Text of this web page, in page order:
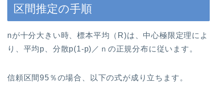
区間推定の手順
nが十分大きい時、標本平均（R)は、中心極限定理によ
り、平均p、分散p(1-p)／ｎの正規分布に従います。
信頼区間95％の場合、以下の式が成り立ちます。